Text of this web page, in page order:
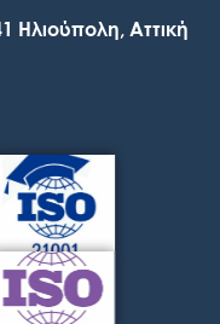
Ηλιούπολη, Αττική